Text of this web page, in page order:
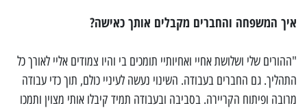
איך המשפחה והחברים מקבלים אותך כאישה?
"ההורים שלי ושלושת אחיי ואחיותיי תומכים בי והיו צמודים אליי לאורך כל
התהליך. גם החברים בעבודה. השינוי נעשה לעיניי כולם, תוך כדי עבודה
מרובה ופיתוח הקריירה. בסביבה ובעבודה תמיד קיבלו אותי מצוין ותמכו